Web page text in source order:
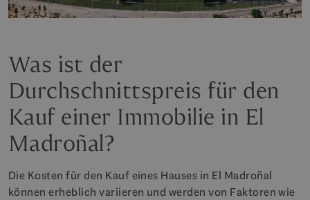
Was ist der
Durchschnittspreis für den
Kauf einer Immobilie in El
Madroñal?
Die Kosten für den Kauf eines Hauses in El Madroñal
können erheblich variieren und werden von Faktoren wie